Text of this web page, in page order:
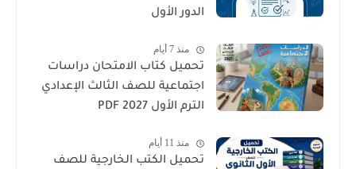
الدور الأول
منذ 7 أيام
تحميل كتاب الامتحان دراسات
اجتماعية للصف الثالث الإعدادي
الترم الأول 2027 PDF
منذ 11 أيام
تحميل الكتب الخارجية للصف